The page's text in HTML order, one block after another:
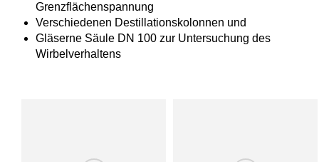
Grenzflächenspannung
Verschiedenen Destillationskolonnen und
Gläserne Säule DN 100 zur Untersuchung des
Wirbelverhaltens